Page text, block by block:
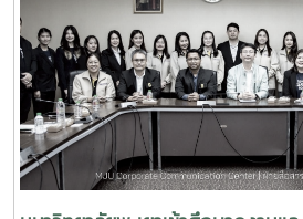
มหาวิทยาลัยแม่โจ้ สามารถติดต่อได้ที่ก
อาคารอิงคศรีกสิการ ชั้น 1 ติดต่อสอบถ
690-2 , 0 5387 5695 Line :
#MaejoUniversity #แม่โจ้ #มหาวิทย
งานทรัพย์สินและกิจการพิเศษ_มหาวิทย
#รับปริญญาแม่โจ้